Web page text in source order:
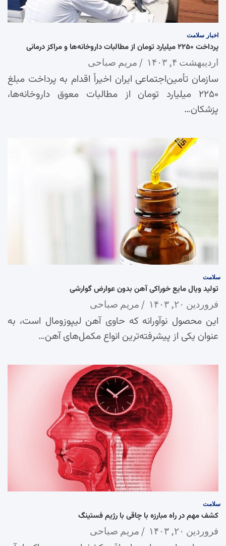
اخبار سلامت
پرداخت ۲۲۵۰ میلیارد تومان از مطالبات داروخانه‌ها و مراکز درمانی
اردیبهشت ۴, ۱۴۰۳ مریم صباحی
سازمان تأمین‌اجتماعی ایران اخیراً اقدام به پرداخت مبلغ
۲۲۵۰ میلیارد تومان از مطالبات معوق داروخانه‌ها،
پزشکان…
سلامت
تولید ویال مایع خوراکی آهن بدون عوارض گوارشی
فروردین ۲۰, ۱۴۰۳ مریم صباحی
این محصول نوآورانه که حاوی آهن لیپوزومال است، به
عنوان یکی از پیشرفته‌ترین انواع مکمل‌های آهن…
سلامت
کشف مهم در راه مبارزه با چاقی با رژیم فستینگ
فروردین ۲۰, ۱۴۰۳ مریم صباحی